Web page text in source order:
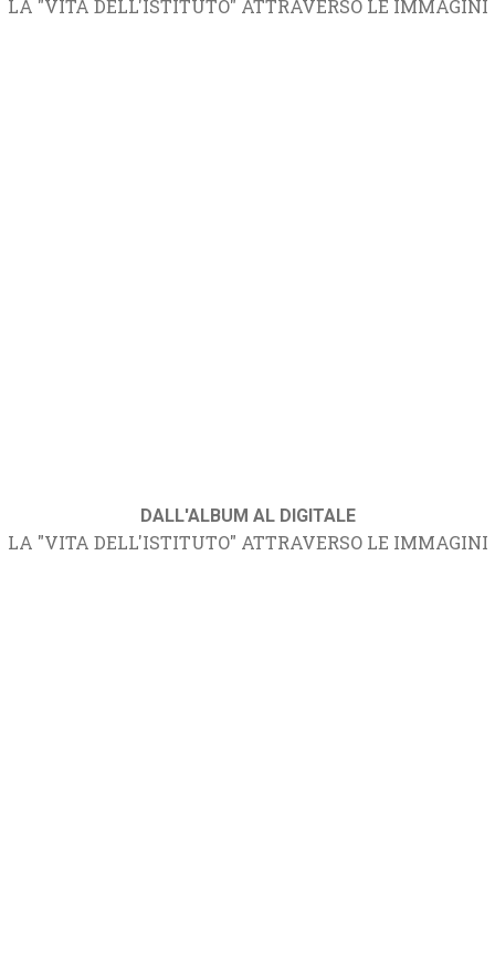
LA "VITA DELL'ISTITUTO" ATTRAVERSO LE IMMAGINI
DALL'ALBUM AL DIGITALE
LA "VITA DELL'ISTITUTO" ATTRAVERSO LE IMMAGINI